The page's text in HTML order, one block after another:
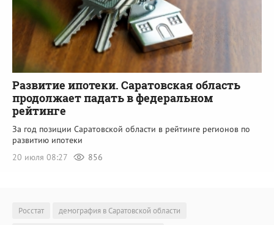
Развитие ипотеки. Саратовская область
продолжает падать в федеральном
рейтинге
За год позиции Саратовской области в рейтинге регионов по
развитию ипотеки
20 июля 08:27
856
Росстат демография в Саратовской области